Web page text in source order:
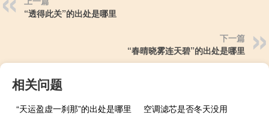
“透得此关”的出处是哪里
下一篇
“春晴晓雾连天碧”的出处是哪里
相关问题
“天运盈虚一刹那”的出处是哪里
空调滤芯是否冬天没用